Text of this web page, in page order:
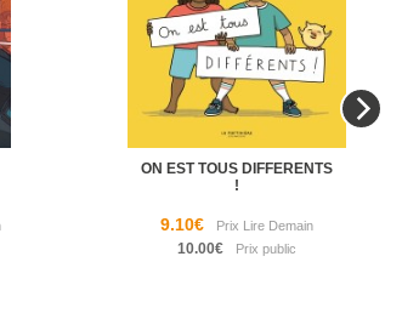
ON EST TOUS DIFFERENTS
!
9.10€
10.00€